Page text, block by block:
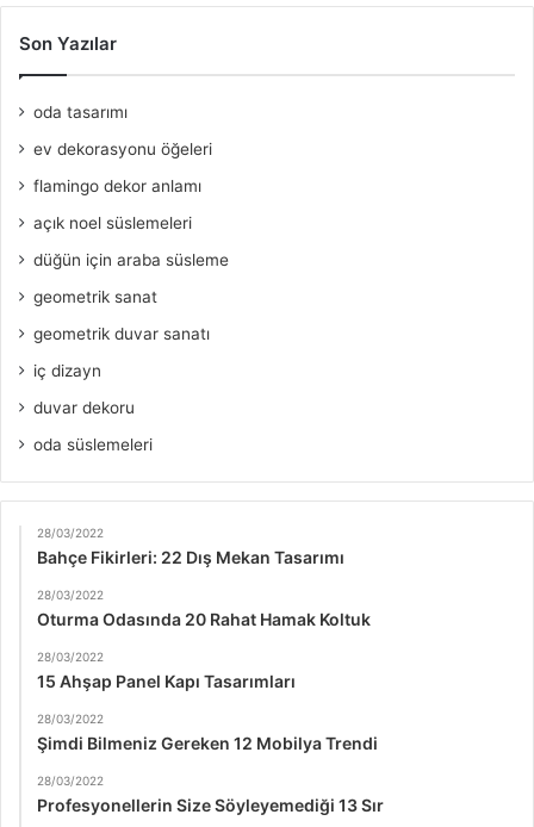
Son Yazılar
oda tasarımı
ev dekorasyonu öğeleri
flamingo dekor anlamı
açık noel süslemeleri
düğün için araba süsleme
geometrik sanat
geometrik duvar sanatı
iç dizayn
duvar dekoru
oda süslemeleri
28/03/2022
Bahçe Fikirleri: 22 Dış Mekan Tasarımı
28/03/2022
Oturma Odasında 20 Rahat Hamak Koltuk
28/03/2022
15 Ahşap Panel Kapı Tasarımları
28/03/2022
Şimdi Bilmeniz Gereken 12 Mobilya Trendi
28/03/2022
Profesyonellerin Size Söyleyemediği 13 Sır